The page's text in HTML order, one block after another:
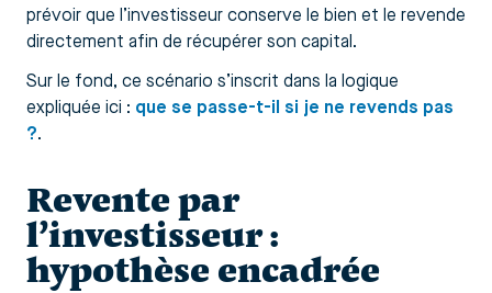
prévoir que l’investisseur conserve le bien et le revende
directement afin de récupérer son capital.
Sur le fond, ce scénario s’inscrit dans la logique
expliquée ici : que se passe-t-il si je ne revends pas
?.
Revente par
l’investisseur :
hypothèse encadrée